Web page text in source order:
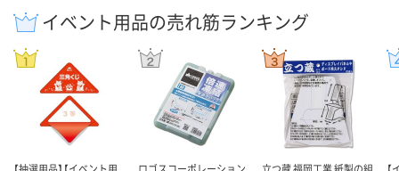
イベント用品の売れ筋ランキング
【抽選用品】【イベント用 ロゴスコーポレーション 立つ蔵 福岡工業 紙製の組